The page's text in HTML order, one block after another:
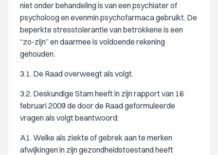
niet onder behandeling is van een psychiater of
psycholoog en evenmin psychofarmaca gebruikt. De
beperkte stresstolerantie van betrokkene is een
“zo-zijn” en daarmee is voldoende rekening
gehouden.
3.1. De Raad overweegt als volgt.
3.2. Deskundige Stam heeft in zijn rapport van 16
februari 2009 de door de Raad geformuleerde
vragen als volgt beantwoord:
A1. Welke als ziekte of gebrek aan te merken
afwijkingen in zijn gezondheidstoestand heeft